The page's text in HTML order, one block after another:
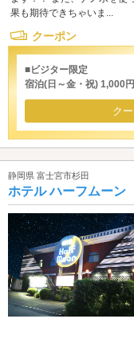
果も期待できちゃいま...
クーポン
■ビジター限定
宿泊(日～金・祝) 1,000
ク
静岡県 富士宮市杉田
ホテル ハーフムーン